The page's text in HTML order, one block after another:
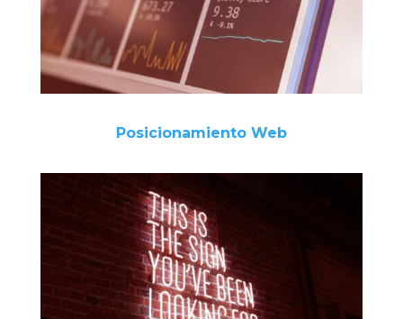
Posicionamiento Web